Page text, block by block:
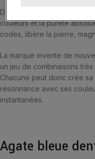
Dès l’origine, Morganne
couleurs et la pureté
codes, libère la pierre,
La marque invente de
un jeu de combinaisons
Chacune peut donc crée
résonnance avec ses
instantanées.
Agate bleue